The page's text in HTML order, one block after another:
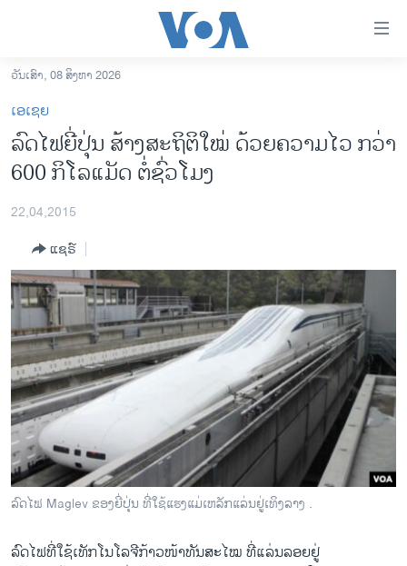
ເຂົ້າ
ຫາ
ຂ້າມ
ຂ້າມ
ຂ້າມ
ຫາ
ລາວ
ອາເມຣິກາ
ຂ່າວ​ຈີນ
ໂລກ
ເອເຊຍ
ອິດສະຫຼະພາບດ້ານການຂ່າວ
ຊີວິດຊາວລາວ
ຊຸມຊົນຊາວລາວ
ວິທະຍາສາດ-ເທັກໂນໂລຈີ
ທຸລະກິດ
ພາສາອັງກິດ
ສຽງ
ວັນເສົາ, 08 ສິງຫາ 2026
ເອເຊຍ
ລົດໄຟຍີ່ປຸ່ນ ສ້າງສະຖິຕິໃໝ່ ດ້ວຍຄວາມໄວ ກວ່າ
600 ກິໂລແມັດ ຕໍ່ຊົ່ວໂມງ
22,04,2015
ແຊຣ໌
ລົດໄຟ Maglev ຂອງຍີ່ປຸ່ນ ທີ່ໃຊ້ແຮງແມ່ເຫລັກແລ່ນຢູ່ເທິງລາງ .
ລົດໄຟທີ່ໃຊ້ເທັກໂນໂລຈີກ້າວໜ້າທັນ​ສະ​ໄໝ ທີ່ແລ່ນລອຍຢູ່